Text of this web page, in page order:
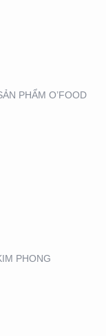
PHẨM O’FOOD
PHONG